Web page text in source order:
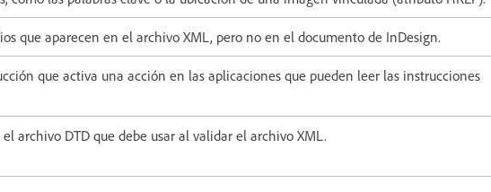
que aparecen en el archivo XML, pero no en el documento de InDesign.
que activa una acción en las aplicaciones que pueden leer las instrucciones
archivo DTD que debe usar al validar el archivo XML.